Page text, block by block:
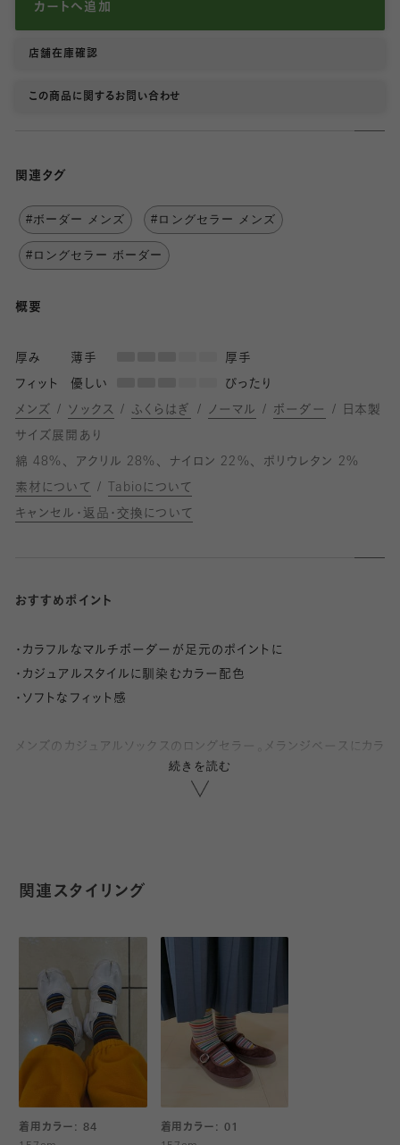
カートへ追加
店舗在庫確認
この商品に関するお問い合わせ
関連タグ
#ボーダー メンズ #ロングセラー メンズ
#ロングセラー ボーダー
概要
厚み 薄手
厚手
フィット
優しい
ぴったり
メンズ
ソックス ふくらはぎ ノーマル ボーダー
日本製
サイズ展開あり
綿 48%
アクリル 28% ナイロン 22%
ポリウレタン 2%
素材について
Tabioについて
キャンセル・返品・交換について
おすすめポイント
・カラフルなマルチボーダーが足元のポイントに
・カジュアルスタイルに馴染むカラー配色
・ソフトなフィット感
メンズのカジュアルソックスのロングセラー。メランジベースにカラ
フルなマルチボーダーが鮮やかなソックス。
カジュアルオフィススタイルやデニムにも◎
カジュアル感とソフトさを出すために綿アクリル素材を主に使用し
※サイズ:23.0～25.0cm
続きを読む
関連スタイリング
着用カラー: 84
着用カラー: 01